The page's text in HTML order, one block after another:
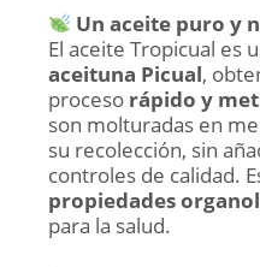
Un aceite puro y
El aceite Tropicual es
aceituna Picual,
proceso rápido y
son molturadas en
su recolección, sin
controles de calidad.
propiedades
para la salud.